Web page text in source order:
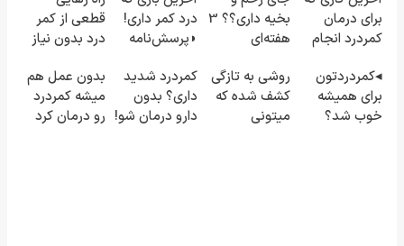
برای درمان
کمردرد انجام
(پرسشنامه)
بخیه داری؟؟ 3
هفته‌ای
درد کمر داری!
◗پرسش‌نامه
قطعی از کمر
درد بدون نیاز
(پرسش‌نامه)
◂کمردردتون
برای همیشه
خوب شد؟
روشی به تازگی
کشف شده که
میتونی
کمردرد شدید
داری؟ بدون
دارو درمان شو!
بدون عمل هم
میشه کمردرد
رو درمان کرد